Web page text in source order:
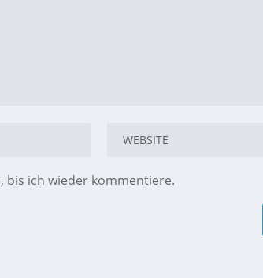
bis ich wieder kommentiere.